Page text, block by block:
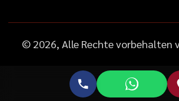
© 2026, Alle Rechte vorbehalten